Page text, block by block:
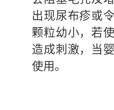
出现尿布疹或
颗粒幼小，若
造成刺激，当
使用。